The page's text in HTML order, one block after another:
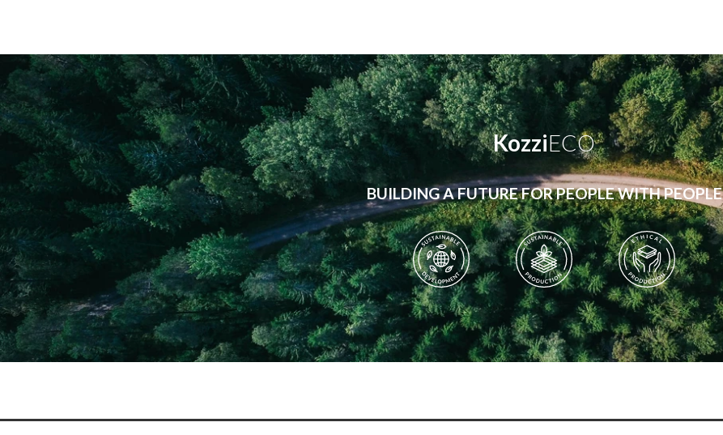
KozziECO
BUILDING A FUTURE FOR PEOPLE WITH PEOPLE